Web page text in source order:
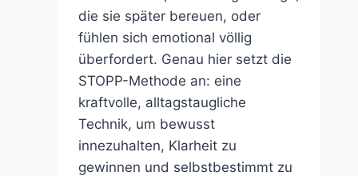
die sie später bereuen, oder
fühlen sich emotional völlig
überfordert. Genau hier setzt die
STOPP-Methode an: eine
kraftvolle, alltagstaugliche
Technik, um bewusst
innezuhalten, Klarheit zu
gewinnen und selbstbestimmt zu